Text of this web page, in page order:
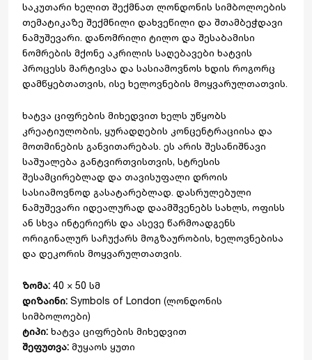
საკუთარი ხელით შექმნათ ლონდონის სიმბოლოების
თემატიკაზე შექმნილი დახვეწილი და შთამბეჭდავი
ნამუშევარი. დანომრილი ტილო და შესაბამისი
ნომრების მქონე აკრილის საღებავები ხატვის
პროცესს მარტივსა და სასიამოვნოს ხდის როგორც
დამწყებთათვის, ისე ხელოვნების მოყვარულთათვის.
ხატვა ციფრების მიხედვით ხელს უწყობს
კრეატიულობის, ყურადღების კონცენტრაციისა და
მოთმინების განვითარებას. ეს არის შესანიშნავი
საშუალება განტვირთვისთვის, სტრესის
შესამცირებლად და თავისუფალი დროის
სასიამოვნოდ გასატარებლად. დასრულებული
ნამუშევარი იდეალურად დაამშვენებს სახლს, ოფისს
ან სხვა ინტერიერს და ასევე წარმოადგენს
ორიგინალურ საჩუქარს მოგზაურობის, ხელოვნებისა
და დეკორის მოყვარულთათვის.
ზომა: 40 × 50 სმ
დიზაინი: Symbols of London (ლონდონის
სიმბოლოები)
ტიპი: ხატვა ციფრების მიხედვით
შეფუთვა: მუყაოს ყუთი